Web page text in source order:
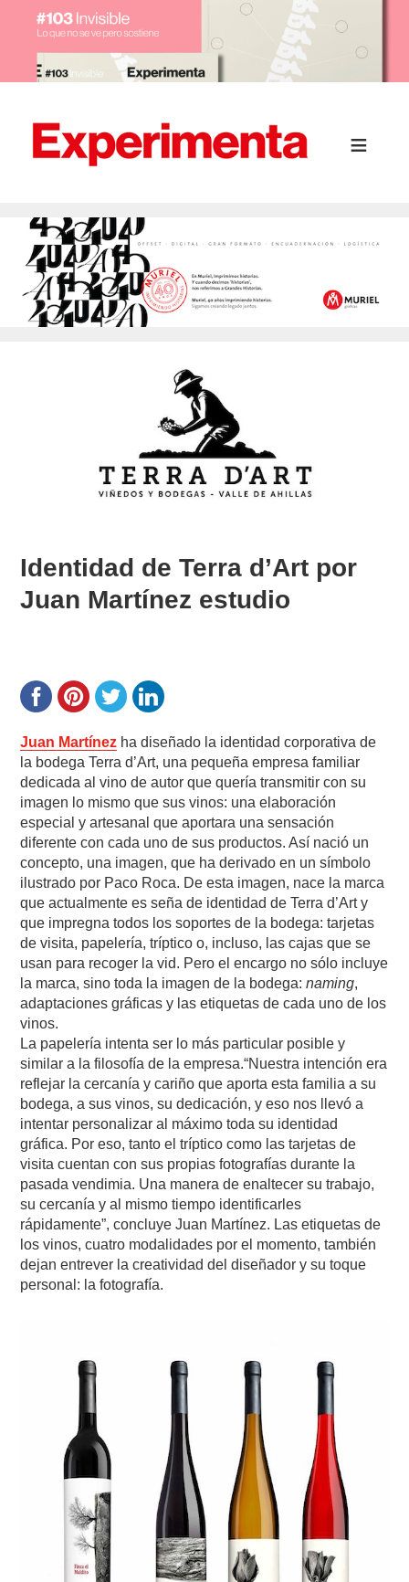
Identidad de Terra d’Art por
Juan Martínez estudio
Juan Martínez ha diseñado la identidad corporativa de
la bodega Terra d’Art, una pequeña empresa familiar
dedicada al vino de autor que quería transmitir con su
imagen lo mismo que sus vinos: una elaboración
especial y artesanal que aportara una sensación
diferente con cada uno de sus productos. Así nació un
concepto, una imagen, que ha derivado en un símbolo
ilustrado por Paco Roca. De esta imagen, nace la marca
que actualmente es seña de identidad de Terra d’Art y
que impregna todos los soportes de la bodega: tarjetas
de visita, papelería, tríptico o, incluso, las cajas que se
usan para recoger la vid. Pero el encargo no sólo incluye
la marca, sino toda la imagen de la bodega:naming,
adaptaciones gráficas y las etiquetas de cada uno de los
vinos.
La papelería intenta ser lo más particular posible y
similar a la filosofía de la empresa.“Nuestra intención era
reflejar la cercanía y cariño que aporta esta familia a su
bodega, a sus vinos, su dedicación, y eso nos llevó a
intentar personalizar al máximo toda su identidad
gráfica. Por eso, tanto el tríptico como las tarjetas de
visita cuentan con sus propias fotografías durante la
pasada vendimia. Una manera de enaltecer su trabajo,
su cercanía y al mismo tiempo identificarles
rápidamente”, concluye Juan Martínez. Las etiquetas de
los vinos, cuatro modalidades por el momento, también
dejan entrever la creatividad del diseñador y su toque
personal: la fotografía.